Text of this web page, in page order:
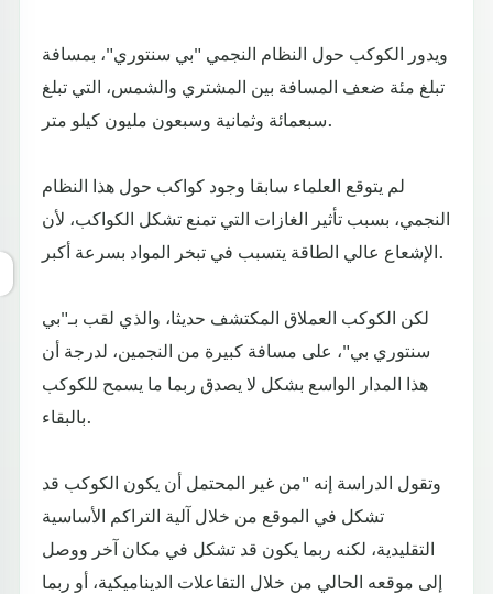
ويدور الكوكب حول النظام النجمي "بي سنتوري"، بمسافة
تبلغ مئة ضعف المسافة بين المشتري والشمس، التي تبلغ
سبعمائة وثمانية وسبعون مليون كيلو متر.
لم يتوقع العلماء سابقا وجود كواكب حول هذا النظام
النجمي، بسبب تأثير الغازات التي تمنع تشكل الكواكب، لأن
الإشعاع عالي الطاقة يتسبب في تبخر المواد بسرعة أكبر.
لكن الكوكب العملاق المكتشف حديثا، والذي لقب بـ"بي
سنتوري بي"، على مسافة كبيرة من النجمين، لدرجة أن
هذا المدار الواسع بشكل لا يصدق ربما ما يسمح للكوكب
بالبقاء.
وتقول الدراسة إنه "من غير المحتمل أن يكون الكوكب قد
تشكل في الموقع من خلال آلية التراكم الأساسية
التقليدية، لكنه ربما يكون قد تشكل في مكان آخر ووصل
إلى موقعه الحالي من خلال التفاعلات الديناميكية، أو ربما